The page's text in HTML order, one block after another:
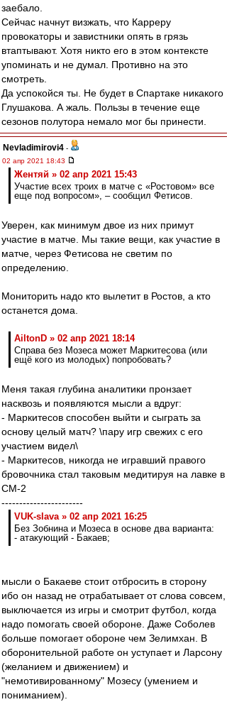
заебало.
Сейчас начнут визжать, что Карреру
провокаторы и завистники опять в грязь
втаптывают. Хотя никто его в этом контексте
упоминать и не думал. Противно на это
смотреть.
Да успокойся ты. Не будет в Спартаке никакого
Глушакова. А жаль. Пользы в течение еще
сезонов полутора немало мог бы принести.
Nevladimirovi4 -
02 апр 2021 18:43
Жентяй » 02 апр 2021 15:43
Участие всех троих в матче с «Ростовом» все
еще под вопросом», – сообщил Фетисов.
Уверен, как минимум двое из них примут
участие в матче. Мы такие вещи, как участие в
матче, через Фетисова не светим по
определению.
Мониторить надо кто вылетит в Ростов, а кто
останется дома.
AiltonD » 02 апр 2021 18:14
Справа без Мозеса может Маркитесова (или
ещё кого из молодых) попробовать?
Меня такая глубина аналитики пронзает
насквозь и появляются мысли а вдруг:
- Маркитесов способен выйти и сыграть за
основу целый матч? \пару игр свежих с его
участием видел\
- Маркитесов, никогда не игравший правого
бровочника стал таковым медитируя на лавке в
СМ-2
-----------------------
VUK-slava » 02 апр 2021 16:25
Без Зобнина и Мозеса в основе два варианта:
- атакующий - Бакаев;
мысли о Бакаеве стоит отбросить в сторону
ибо он назад не отрабатывает от слова совсем,
выключается из игры и смотрит футбол, когда
надо помогать своей обороне. Даже Соболев
больше помогает обороне чем Зелимхан. В
оборонительной работе он уступает и Ларсону
(желанием и движением) и
"немотивированному" Мозесу (умением и
пониманием).